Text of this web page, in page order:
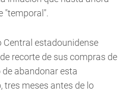
"temporal".
Central estadounidense
recorte de sus compras de
abandonar esta
tres meses antes de lo